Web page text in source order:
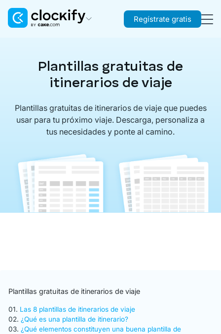
Plaky
Gestión de proyectos
Pumble
Comunicación en equipo
Regístrate gratis
Plantillas gratuitas de
itinerarios de viaje
Plantillas gratuitas de itinerarios de viaje que puedes
usar para tu próximo viaje. Descarga, personaliza a
tus necesidades y ponte al camino.
Plantillas gratuitas de itinerarios de viaje
01. Las 8 plantillas de itinerarios de viaje
02. ¿Qué es una plantilla de itinerario?
03. ¿Qué elementos constituyen una buena plantilla de